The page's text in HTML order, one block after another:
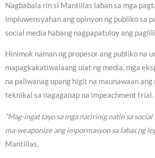
Nagbabala rin si Mantillas laban sa mga
impluwensyahan ang opinyon ng publiko sa
social media habang nagpapatuloy ang
Hinimok naman ng propesor ang publiko na
mapagkakatiwalaang ulat ng media, mga
na paliwanag upang higit na maunawaan ang
teknikal sa nagaganap na impeachment trial.
“Mag-ingat tayo sa mga naririnig natin sa
ma-weaponize ang impormasyon sa labas ng
Mantillas.